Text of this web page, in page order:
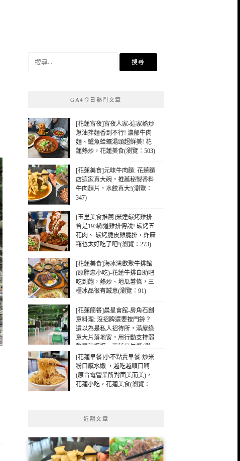
GA4今日熱門文章
[花蓮宵夜]宵夜人家-這家熱炒
蔥油拌麵香到不行! 濃郁牛肉
麵、鱸魚蛤蠣湯頭超鮮美! 花
蓮熱炒，花蓮美食(瀏覽：503)
[花蓮美食]元味牛肉麵: 花蓮麵
店這家真大碗，推薦秘製香料
牛肉麵片，水餃真大!(瀏覽：
347)
[玉里美食推薦]米達碳烤雞排-
曾是193縣道雞排傳說! 碳烤五
花肉、 碳烤脆皮雞腿排，炸麻
糬也太好吃了吧!(瀏覽：273)
[花蓮美食]海冰灣歡聚牛排館
(原胖忠小吃)-花蓮牛排自助吧
吃到飽，熱炒、地瓜薯條，三
櫃冰品很有誠意(瀏覽：91)
[花蓮簡餐]晨星會館-房角石創
意料理: 沒招牌還要按門鈴？
還以為是私人招待所，滿屋綠
意大片落地窗，用行動支持弱
勢單親媽媽，花蓮早午餐(瀏
覽：35)
[花蓮早餐]小不點賣早餐-炒米
粉口感水嫩 ，越吃越順口啊
(原台電營業所對面美而美)，
花蓮小吃，花蓮美食(瀏覽：
26)
近期文章